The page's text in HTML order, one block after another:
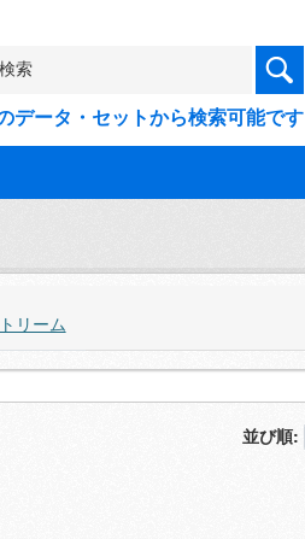
データ・セットから検索可能です
リーム
並び順